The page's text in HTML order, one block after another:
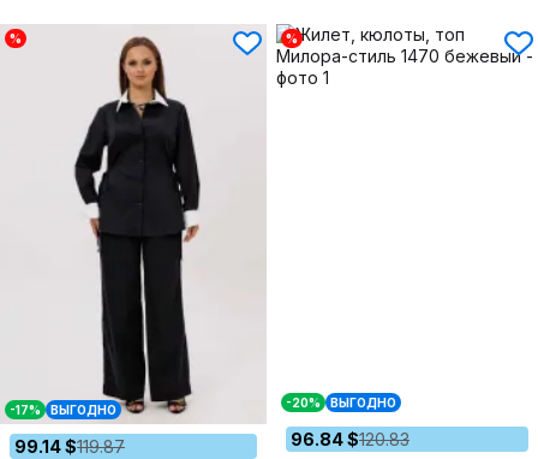
%
-17% ВЫГОДНО
99.14 $119.87
%
-20% ВЫГОДНО
96.84 $120.83